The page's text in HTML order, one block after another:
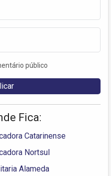
público
Fica:
Catarinense
Nortsul
Alameda